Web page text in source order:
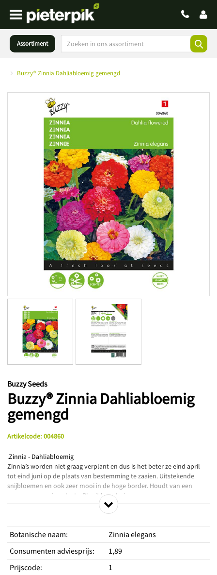
Assortiment
Buzzy® Zinnia Dahliabloemig gemengd
Buzzy Seeds
Buzzy® Zinnia Dahliabloemig
gemengd
Artikelcode: 004860
.Zinnia - Dahliabloemig
Zinnia’s worden niet graag verplant en dus is het beter ze eind april
tot eind juni op de plaats van bestemming te zaaien. Uitstekende
snijbloemen en ook zeer mooi in de hoge border. Houdt van een
warme en zonnige plaats. Bloeit langdurig.
Mooie grote bloemen
Geschikt als snijbloemen
Bloemen lijken op dubbele dahlia's
Botanische naam:
Zinnia elegans
Consumenten adviesprijs:
1,89
Prijscode:
1